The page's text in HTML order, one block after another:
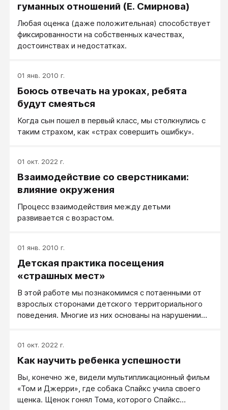
гуманных отношений (Е. Смирнова)
Любая оценка (даже положительная) способствует
фиксированности на собственных качествах,
достоинствах и недостатках.
01 янв. 2010 г.
Боюсь отвечать на уроках, ребята
будут смеяться
Когда сын пошел в первый класс, мы столкнулись с
таким страхом, как «страх совершить ошибку».
01 окт. 2022 г.
Взаимодействие со сверстниками:
влияние окружения
Процесс взаимодействия между детьми
развивается с возрастом.
01 янв. 2010 г.
Детская практика посещения
«страшных мест»
В этой работе мы познакомимся с потаенными от
взрослых сторонами детского территориального
поведения. Многие из них основаны на нарушении
согласится любой здравомыслящий человек любого
возраста. Но дети руководствуются здесь не
01 окт. 2022 г.
Как научить ребенка успешности
Вы, конечно же, видели мультипликационный фильм
«Том и Джерри», где собака Спайкс учила своего
щенка. Щенок гонял Тома, которого Спайкс